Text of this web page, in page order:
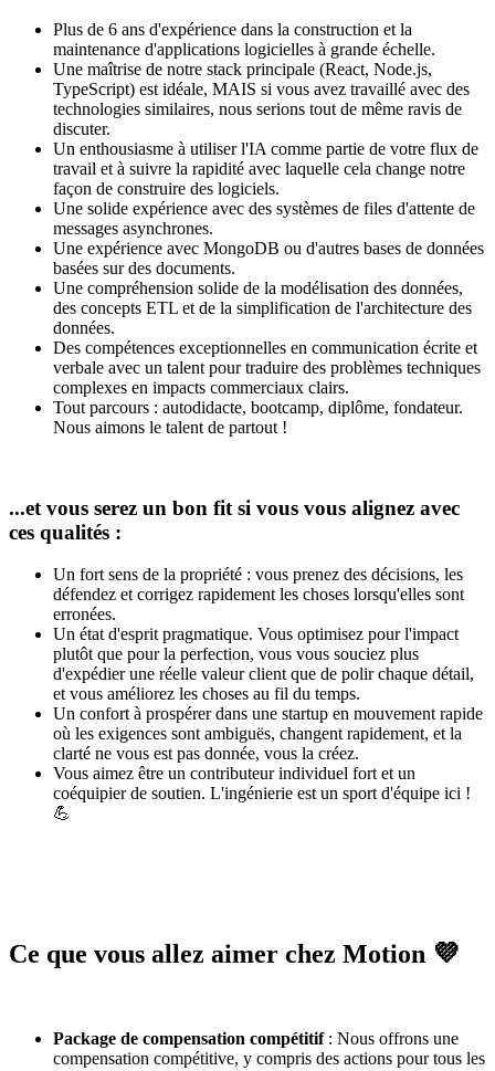
Plus de 6 ans d'expérience dans la construction et la
maintenance d'applications logicielles à grande échelle.
Une maîtrise de notre stack principale (React, Node.js,
TypeScript) est idéale, MAIS si vous avez travaillé avec des
technologies similaires, nous serions tout de même ravis de
discuter.
Un enthousiasme à utiliser l'IA comme partie de votre flux de
travail et à suivre la rapidité avec laquelle cela change notre
façon de construire des logiciels.
Une solide expérience avec des systèmes de files d'attente de
messages asynchrones.
Une expérience avec MongoDB ou d'autres bases de données
basées sur des documents.
Une compréhension solide de la modélisation des données,
des concepts ETL et de la simplification de l'architecture des
données.
Des compétences exceptionnelles en communication écrite et
verbale avec un talent pour traduire des problèmes techniques
complexes en impacts commerciaux clairs.
Tout parcours : autodidacte, bootcamp, diplôme, fondateur.
Nous aimons le talent de partout !
...et vous serez un bon fit si vous vous alignez avec
ces qualités :
Un fort sens de la propriété : vous prenez des décisions, les
défendez et corrigez rapidement les choses lorsqu'elles sont
erronées.
Un état d'esprit pragmatique. Vous optimisez pour l'impact
plutôt que pour la perfection, vous vous souciez plus
d'expédier une réelle valeur client que de polir chaque détail,
et vous améliorez les choses au fil du temps.
Un confort à prospérer dans une startup en mouvement rapide
où les exigences sont ambiguës, changent rapidement, et la
clarté ne vous est pas donnée, vous la créez.
Vous aimez être un contributeur individuel fort et un
coéquipier de soutien. L'ingénierie est un sport d'équipe ici !
💪
Ce que vous allez aimer chez Motion 💜
Package de compensation compétitif: Nous offrons une
compensation compétitive, y compris des actions pour tous les